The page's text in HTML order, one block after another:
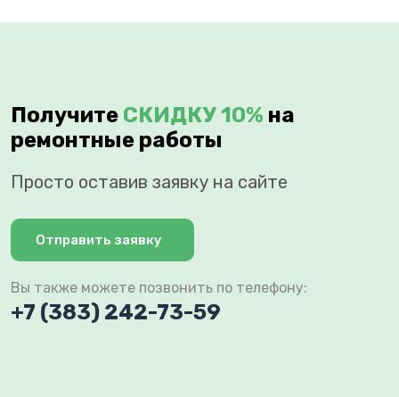
Получите СКИДКУ 10% на
ремонтные работы
Просто оставив заявку на сайте
Отправить заявку
Вы также можете позвонить по телефону:
+7 (383) 242-73-59